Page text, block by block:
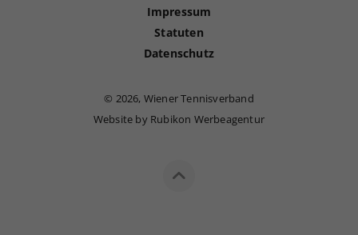
Impressum
Statuten
Datenschutz
© 2026, Wiener Tennisverband
Website by Rubikon Werbeagentur